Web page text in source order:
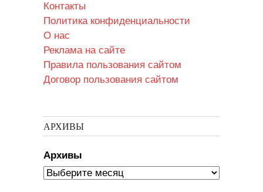
Контакты
Политика конфиденциальности
О нас
Реклама на сайте
Правила пользования сайтом
Договор пользования сайтом
АРХИВЫ
Архивы